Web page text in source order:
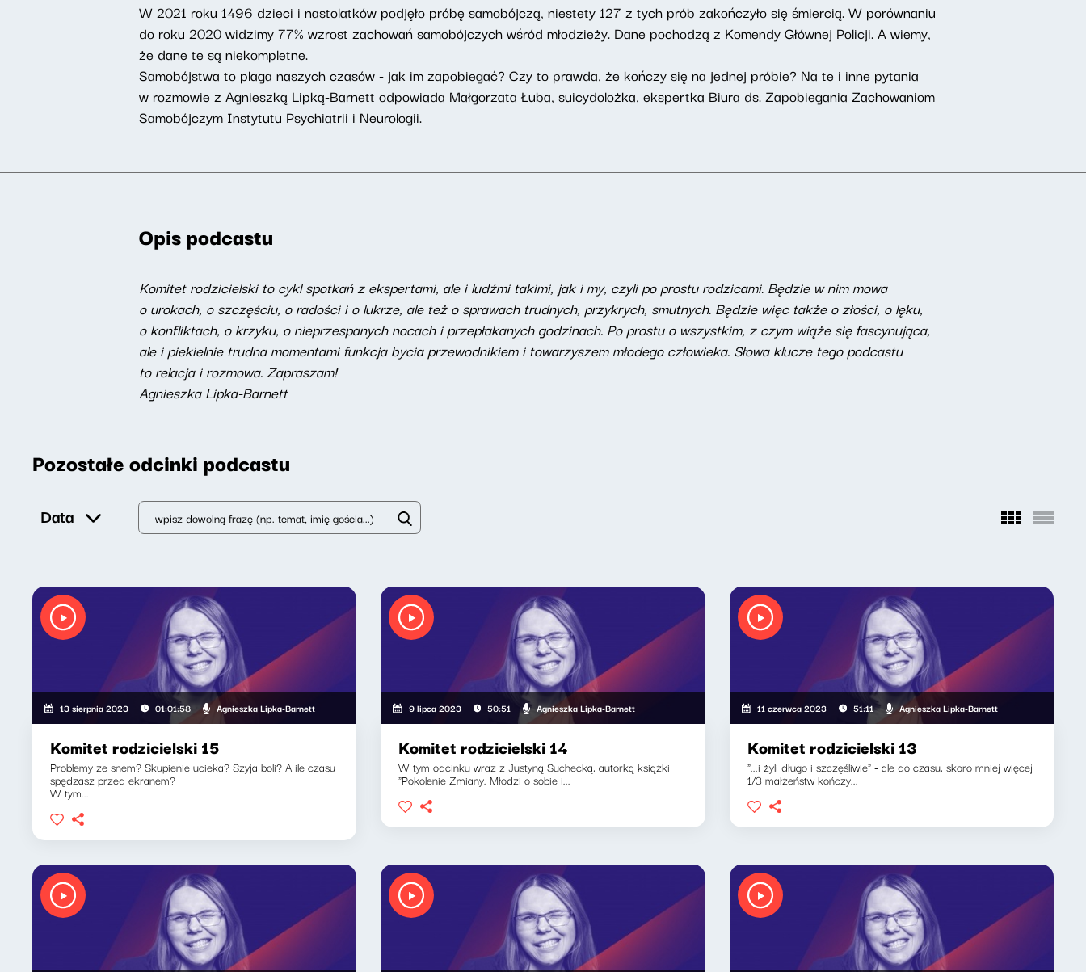
W 2021 roku 1496 dzieci i nastolatków podjęło próbę samobójczą, niestety 127 z tych prób zakończyło się śmiercią. W porównaniu
do roku 2020 widzimy 77% wzrost zachowań samobójczych wśród młodzieży. Dane pochodzą z Komendy Głównej Policji. A wiemy,
że dane te są niekompletne.
Samobójstwa to plaga naszych czasów - jak im zapobiegać? Czy to prawda, że kończy się na jednej próbie? Na te i inne pytania
w rozmowie z Agnieszką Lipką-Barnett odpowiada Małgorzata Łuba, suicydolożka, ekspertka Biura ds. Zapobiegania Zachowaniom
Samobójczym Instytutu Psychiatrii i Neurologii.
Opis podcastu
Komitet rodzicielski to cykl spotkań z ekspertami, ale i ludźmi takimi, jak i my, czyli po prostu rodzicami. Będzie w nim mowa
o urokach, o szczęściu, o radości i o lukrze, ale też o sprawach trudnych, przykrych, smutnych. Będzie więc także o złości, o lęku,
o konfliktach, o krzyku, o nieprzespanych nocach i przepłakanych godzinach. Po prostu o wszystkim, z czym wiąże się fascynująca,
ale i piekielnie trudna momentami funkcja bycia przewodnikiem i towarzyszem młodego człowieka. Słowa klucze tego podcastu
to relacja i rozmowa. Zapraszam!
Agnieszka Lipka-Barnett
Pozostałe odcinki podcastu
Data
13 sierpnia 2023 01:01:58 Agnieszka Lipka-Barnett
Komitet rodzicielski 15
Problemy ze snem? Skupienie ucieka? Szyja boli? A ile czasu
spędzasz przed ekranem?
W tym...
9 lipca 2023 50:51 Agnieszka Lipka-Barnett
Komitet rodzicielski 14
W tym odcinku wraz z Justyną Suchecką, autorką książki
"Pokolenie Zmiany. Młodzi o sobie i...
11 czerwca 2023 51:11 Agnieszka Lipka-Barnett
Komitet rodzicielski 13
"...i żyli długo i szczęśliwie" - ale do czasu, skoro mniej więcej
1/3 małżeństw kończy...